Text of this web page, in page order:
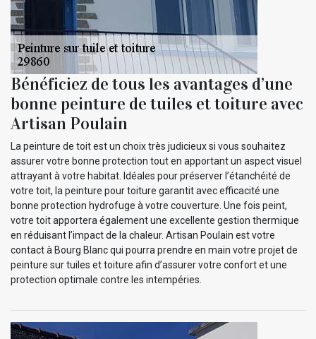
Bénéficiez de tous les avantages d’une
bonne peinture de tuiles et toiture avec
Artisan Poulain
La peinture de toit est un choix très judicieux si vous souhaitez
assurer votre bonne protection tout en apportant un aspect visuel
attrayant à votre habitat. Idéales pour préserver l’étanchéité de
votre toit, la peinture pour toiture garantit avec efficacité une
bonne protection hydrofuge à votre couverture. Une fois peint,
votre toit apportera également une excellente gestion thermique
en réduisant l’impact de la chaleur. Artisan Poulain est votre
contact à Bourg Blanc qui pourra prendre en main votre projet de
peinture sur tuiles et toiture afin d’assurer votre confort et une
protection optimale contre les intempéries.